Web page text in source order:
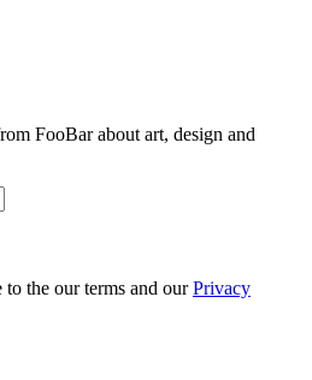
FooBar about art, design and
the our terms and ourPrivacy